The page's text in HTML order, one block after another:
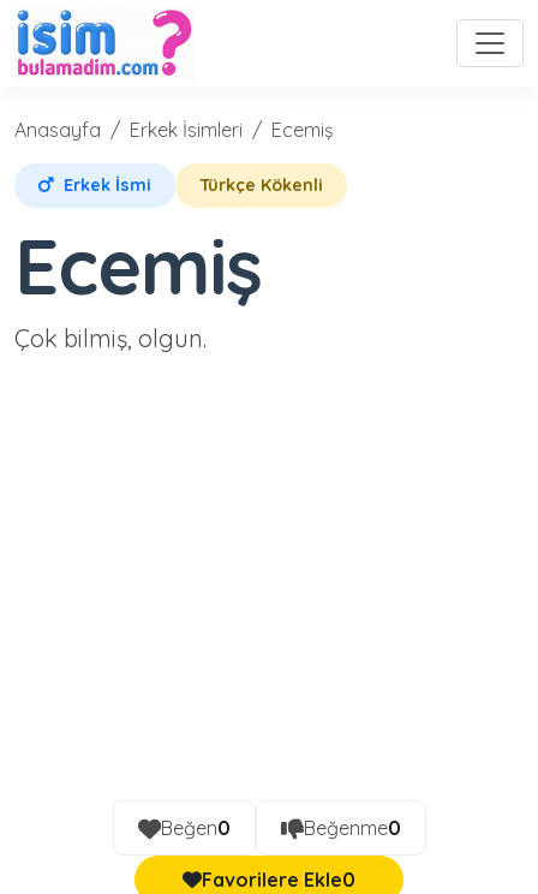
Anasayfa Erkek İsimleri Ecemiş
Erkek İsmi Türkçe Kökenli
Ecemiş
Çok bilmiş, olgun.
Beğen0 Beğenme0
Favorilere Ekle0